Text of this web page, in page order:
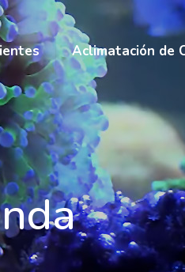
Aclimatación de